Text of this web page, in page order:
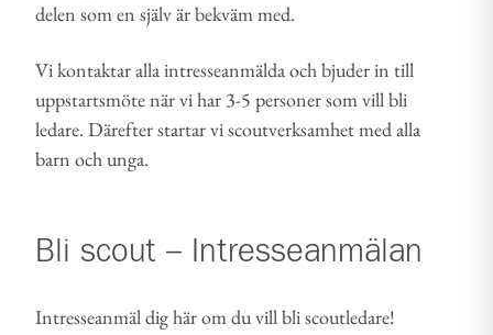
delen som en själv är bekväm med.
Vi kontaktar alla intresseanmälda och bjuder in till
uppstartsmöte när vi har 3-5 personer som vill bli
ledare. Därefter startar vi scoutverksamhet med alla
barn och unga.
Bli scout – Intresseanmälan
Intresseanmäl dig här om du vill bli scoutledare!